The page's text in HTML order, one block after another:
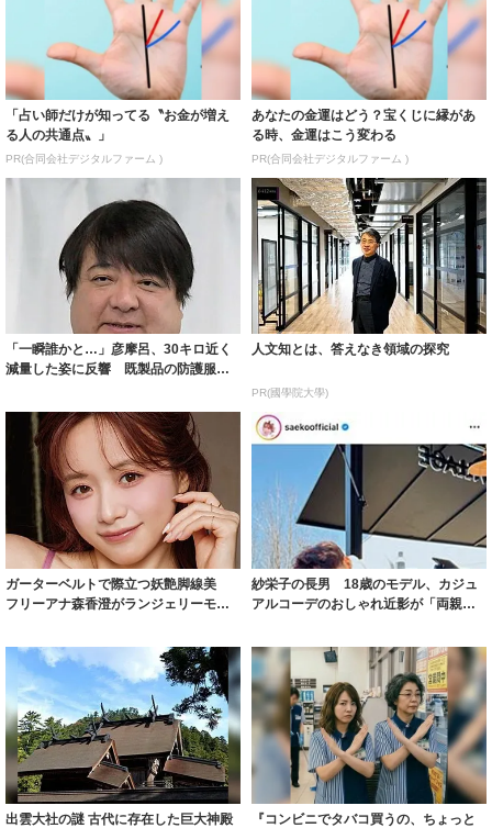
「占い師だけが知ってる〝お金が増え
る人の共通点〟」
PR(合同会社デジタルファーム )
あなたの金運はどう？宝くじに縁があ
る時、金運はこう変わる
PR(合同会社デジタルファーム )
「一瞬誰かと…」彦摩呂、30キロ近く
減量した姿に反響 既製品の防護服が
人文知とは、答えなき領域の探究
PR(國學院大學)
ガーターベルトで際立つ妖艶脚線美
フリーアナ森香澄がランジェリーモデ
紗栄子の長男 18歳のモデル、カジュ
アルコーデのおしゃれ近影が「両親の
出雲大社の謎 古代に存在した巨大神殿
『コンビニでタバコ買うの、ちょっと